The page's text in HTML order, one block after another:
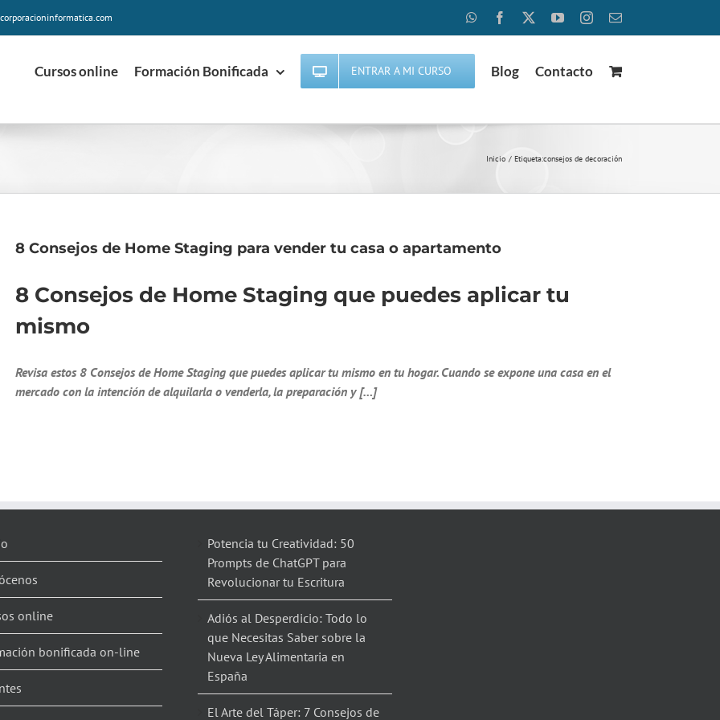
WhatsAppFacebook YouTubeInstagramCorreo
Cursos online Formación Bonificada ENTRAR A MI CURSO Blog Contacto
Inicio Etiqueta:consejos de decoración
8 Consejos de Home Staging para vender tu casa o apartamento
8 Consejos de Home Staging que puedes aplicar tu
mismo
Revisa estos 8 Consejos de Home Staging que puedes aplicar tu mismo en tu hogar. Cuando se expone una casa en el
mercado con la intención de alquilarla o venderla, la preparación y […]
online
bonificada on-line
Potencia tu Creatividad: 50
Prompts de ChatGPT para
Revolucionar tu Escritura
Adiós al Desperdicio: Todo lo
que Necesitas Saber sobre la
Nueva Ley Alimentaria en
España
El Arte del Táper: 7 Consejos de